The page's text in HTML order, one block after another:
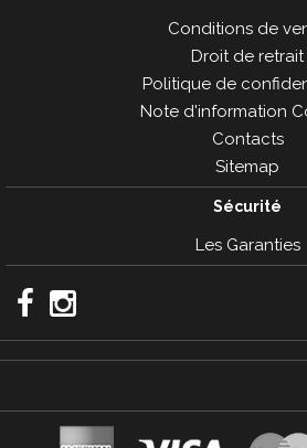
Conditions de
Droit de retrait
Politique de
Note d'information
Contacts
Sitemap
Sécurité
Les Garanties